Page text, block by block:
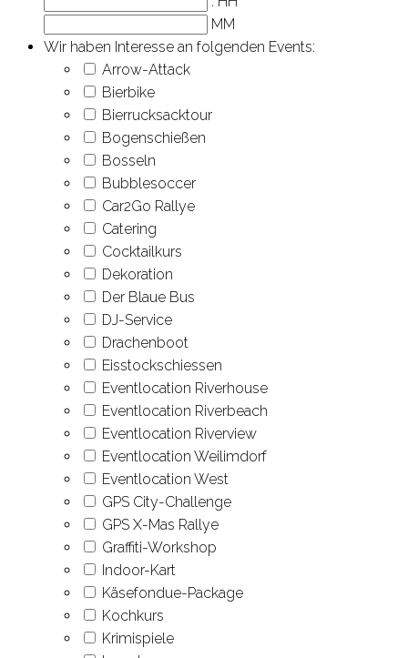
MM
Wir haben Interesse an folgenden Events:
Arrow-Attack
Bierbike
Bierrucksacktour
Bogenschießen
Bosseln
Bubble­soccer
Car2Go Rallye
Catering
Cocktailkurs
Dekoration
Der Blaue Bus
DJ-Service
Drachen­boot
Eis­stock­schiessen
Eventlocation Riverhouse
Eventlocation Riverbeach
Eventlocation Riverview
Event­location Weilimdorf
Event­location West
GPS City-Challenge
GPS X-Mas Rallye
Graffiti-Workshop
Indoor-Kart
Käsefondue-Package
Kochkurs
Krimi­spiele